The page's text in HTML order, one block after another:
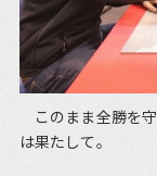
このまま全勝を
は果たして。